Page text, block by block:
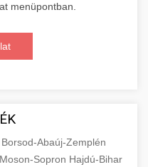
menüpontban.
Borsod-Abaúj-Zemplén
Sopron Hajdú-Bihar